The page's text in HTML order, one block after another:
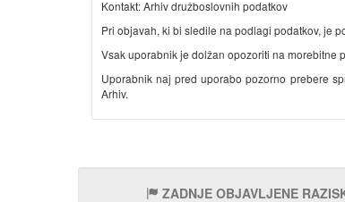
Kontakt: Arhiv družboslovnih podatkov
Pri objavah, ki bi sledile na podlagi podatkov, je
Vsak uporabnik je dolžan opozoriti na morebitne
Uporabnik naj pred uporabo pozorno prebere
Arhiv.
ZADNJE OBJAVLJENE